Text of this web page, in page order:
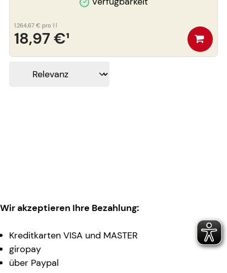
18,97 €¹
1.264,67 € pro 1 l
Wir akzeptieren Ihre Bezahlung:
Kreditkarten VISA und MASTER
giropay
über Paypal